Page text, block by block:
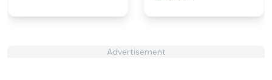
Advertisement